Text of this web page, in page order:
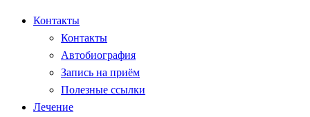
Контакты
Контакты
Автобиография
Запись на приём
Полезные ссылки
Лечение